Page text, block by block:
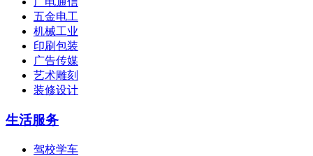
五金电工
机械工业
印刷包装
广告传媒
艺术雕刻
装修设计
生活服务
驾校学车